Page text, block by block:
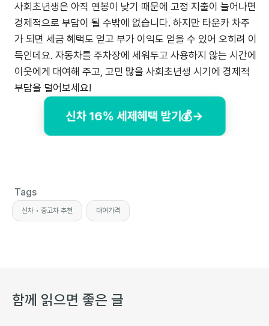
사회초년생은 아직 연봉이 낮기 때문에 고정 지출이 늘어나면
경제적으로 부담이 될 수밖에 없습니다. 하지만 타운카 차주
가 되면 세금 혜택도 얻고 부가 이익도 얻을 수 있어 오히려 이
득인데요. 자동차를 주차장에 세워두고 사용하지 않는 시간에
이웃에게 대여해 주고, 고민 많을 사회초년생 시기에 경제적
부담을 덜어보세요!
신차 16% 세제혜택 받기💰→
Tags
신차 • 중고차 추천 대여가격
함께 읽으면 좋은 글